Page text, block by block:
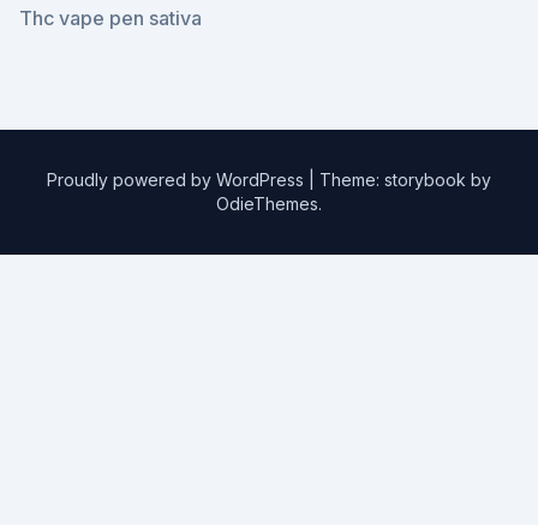
Thc vape pen sativa
Proudly powered by WordPress
Theme: storybook by
OdieThemes.